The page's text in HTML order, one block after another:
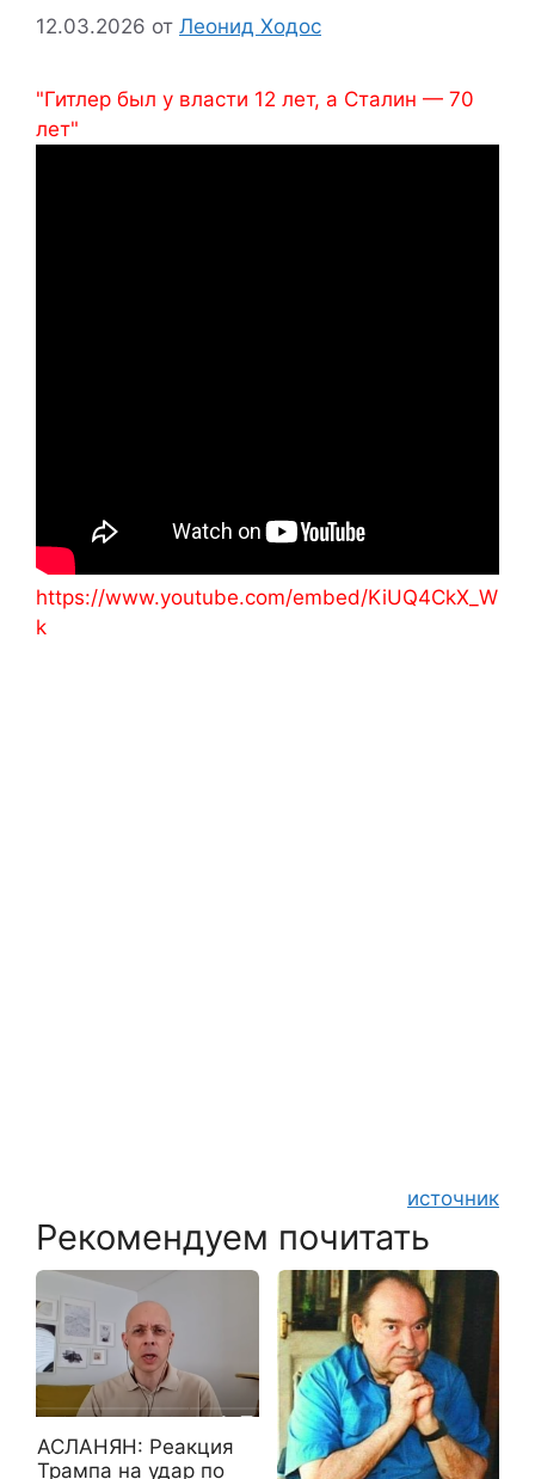
12.03.2026 от Леонид Ходос
"Гитлер был у власти 12 лет, а Сталин — 70
лет"
https://www.youtube.com/embed/KiUQ4CkX_W
k
источник
Рекомендуем почитать
АСЛАНЯН: Реакция
Трампа на удар по